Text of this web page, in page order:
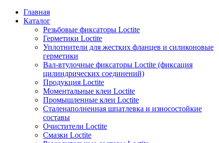
Главная
Каталог
Резьбовые фиксаторы Loctite
Герметики Loctite
Уплотнители для жестких фланцев и силиконовые
герметики
Вал-втулочные фиксаторы Loctite (фиксация
цилиндрических соединений)
Продукция Loctite
Моментальные клеи Loctite
Промышленные клеи Loctite
Сталенаполненная шпатлевка и износостойкие
составы
Очистители Loctite
Смазки Loctite